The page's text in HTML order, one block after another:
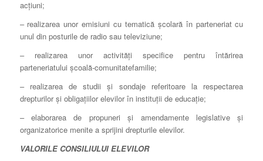
acţiuni;
– realizarea unor emisiuni cu tematică şcolară în parteneriat cu
unul din posturile de radio sau televiziune;
– realizarea unor activităţi specifice pentru întărirea
parteneriatului şcoală-comunitatefamilie;
– realizarea de studii şi sondaje referitoare la respectarea
drepturilor şi obligaţiilor elevilor în instituţii de educaţie;
– elaborarea de propuneri şi amendamente legislative şi
organizatorice menite a sprijini drepturile elevilor.
VALORILE CONSILIULUI ELEVILOR